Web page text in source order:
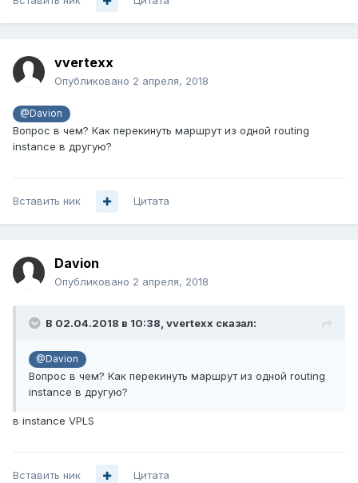
vvertexx
Опубликовано 2 апреля, 2018
@Davion
Вопрос в чем? Как перекинуть маршрут из одной routing
instance в другую?
Вставить ник Цитата
Davion
Опубликовано 2 апреля, 2018
В 02.04.2018 в 10:38, vvertexx сказал:
@Davion
Вопрос в чем? Как перекинуть маршрут из одной routing
instance в другую?
в instance VPLS
Вставить ник Цитата